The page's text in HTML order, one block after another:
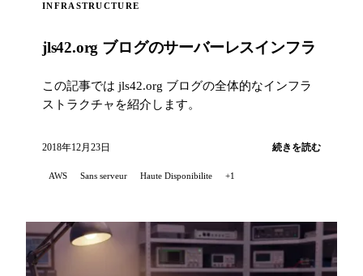
INFRASTRUCTURE
jls42.org ブログのサーバーレスインフラ
この記事では jls42.org ブログの全体的なインフラ
ストラクチャを紹介します。
2018年12月23日 続きを読む
AWS Sans serveur Haute Disponibilite +1